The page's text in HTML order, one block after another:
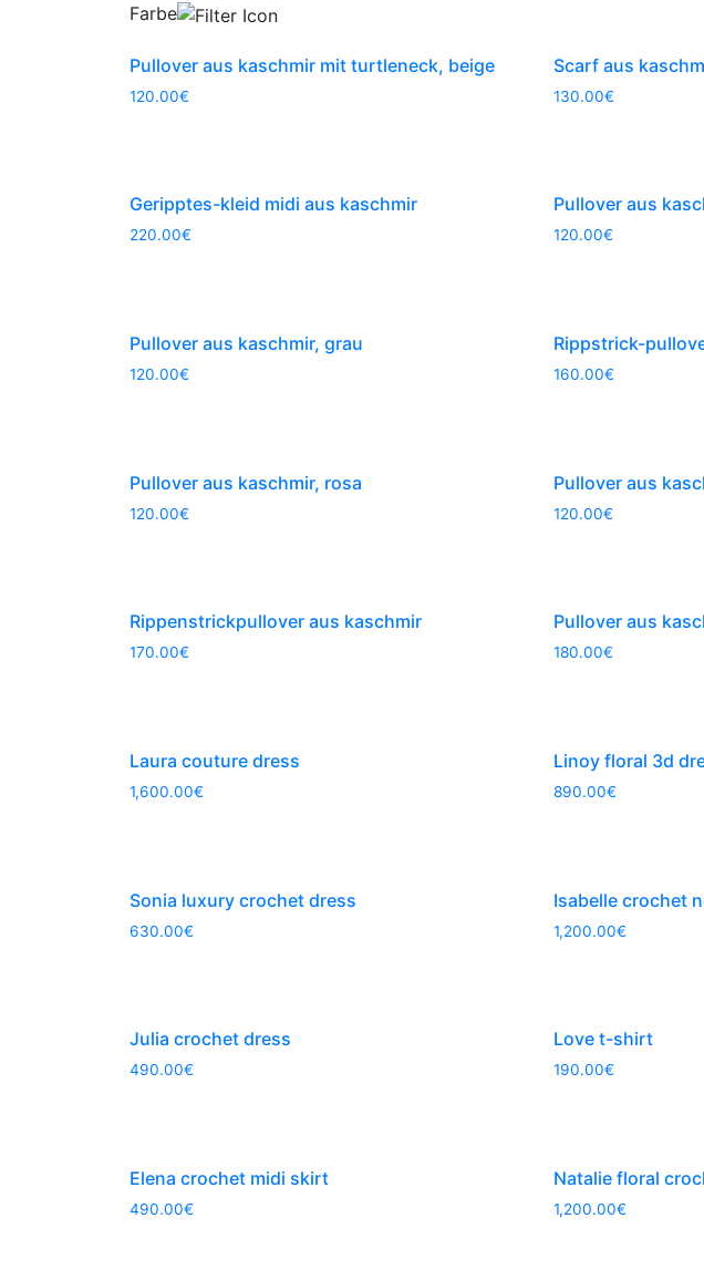
Farbe
Pullover aus kaschmir mit turtleneck, beige
120.00€
Scarf aus
130.00€
Geripptes-kleid midi aus kaschmir
220.00€
Pullover aus
120.00€
Pullover aus kaschmir, grau
120.00€
Rippstrick-
160.00€
Pullover aus kaschmir, rosa
120.00€
Pullover aus
120.00€
Rippenstrickpullover aus kaschmir
170.00€
Pullover aus
180.00€
Laura couture dress
1,600.00€
Linoy floral 3d
890.00€
Sonia luxury crochet dress
630.00€
Isabelle crochet
1,200.00€
Julia crochet dress
490.00€
Love t-shirt
190.00€
Elena crochet midi skirt
490.00€
Natalie floral
1,200.00€